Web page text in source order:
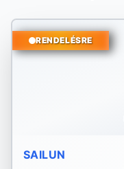
RENDELÉSRE
SAILUN